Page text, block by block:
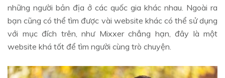
những người bản địa ở các quốc gia khác nhau. Ngoài ra
bạn cũng có thể tìm được vài website khác có thể sử dụng
với mục đích trên, như Mixxer chẳng hạn, đây là một
website khá tốt để tìm người cùng trò chuyện.